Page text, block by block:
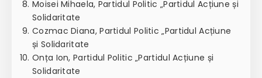
Moisei Mihaela, Partidul Politic „Partidul Acțiune și
Solidaritate
Cozmac Diana, Partidul Politic „Partidul Acțiune
și Solidaritate
Onța Ion, Partidul Politic „Partidul Acțiune și
Solidaritate